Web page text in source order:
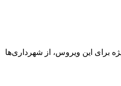
برای این ویروس، از شهرداری‌ها